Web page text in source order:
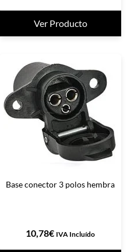
Ver Producto
Base conector 3 polos hembra
10,78€ IVA Incluído